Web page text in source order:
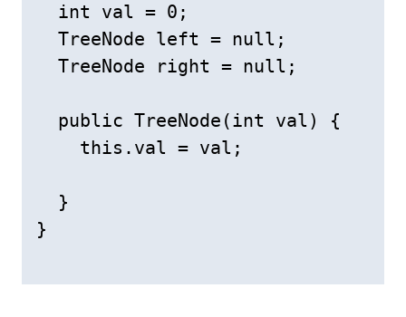
  int val = 0;
  TreeNode left = null;
  TreeNode right = null;
  public TreeNode(int val) {
    this.val = val;
  }
}